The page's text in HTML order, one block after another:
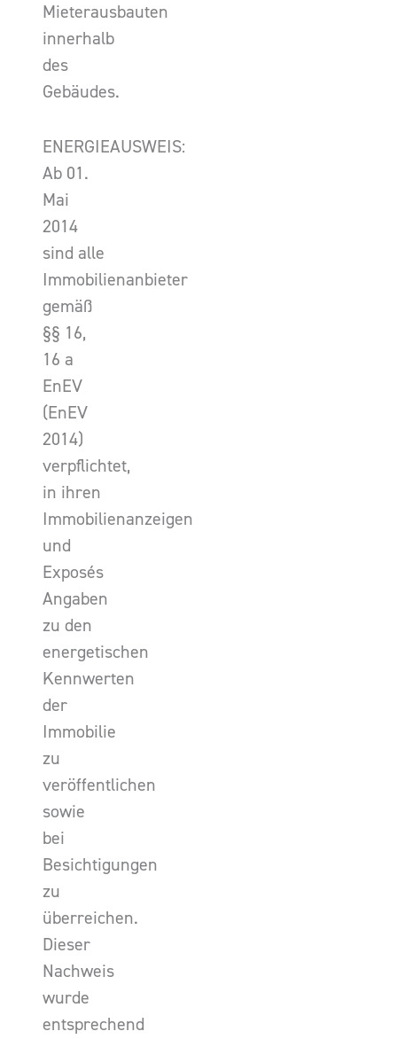
Mieterausbauten
innerhalb
des
Gebäudes.
ENERGIEAUSWEIS:
Ab 01.
Mai
2014
sind alle
Immobilienanbieter
gemäß
§§ 16,
16 a
EnEV
(EnEV
2014)
verpflichtet,
in ihren
Immobilienanzeigen
und
Exposés
Angaben
zu den
energetischen
Kennwerten
der
Immobilie
zu
veröffentlichen
sowie
bei
Besichtigungen
zu
überreichen.
Dieser
Nachweis
wurde
entsprechend